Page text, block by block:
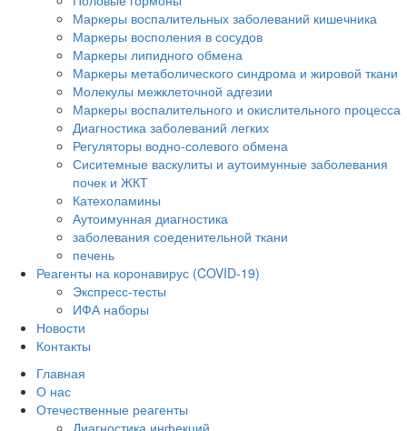
Маркеры воспалительных заболеваний кишечника
Маркеры восполения в сосудов
Маркеры липидного обмена
Маркеры метаболического синдрома и жировой ткани
Молекулы межклеточной адгезии
Маркеры воспалительного и окислительного процесса
Диагностика заболеваний легких
Регуляторы водно-солевого обмена
Сиситемные васкулиты и аутоимунные заболевания
почек и ЖКТ
Катехоламины
Аутоимунная диагностика
заболевания соеденительной ткани
печень
Реагенты на коронавирус (COVID-19)
Экспресс-тесты
ИФА наборы
Новости
Контакты
Главная
О нас
Отечественные реагенты